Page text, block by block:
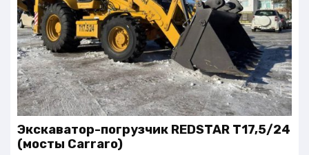
Экскаватор-погрузчик REDSTAR T17,5/24
(мосты Carraro)